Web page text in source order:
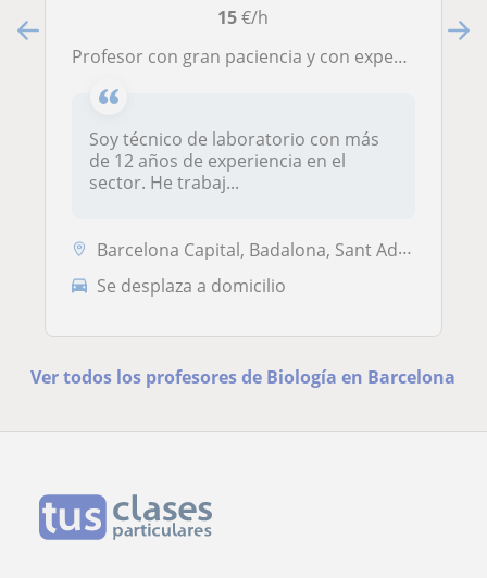
15€/h
Profesor con gran paciencia y con experiencia trabajando con adolescentes y niños
Soy técnico de laboratorio con más
de 12 años de experiencia en el
sector. He trabaj...
Barcelona Capital, Badalona, Sant Adrià de Besòs, Santa Coloma de Gram...
Se desplaza a domicilio
Ver todos los profesores de Biología en Barcelona